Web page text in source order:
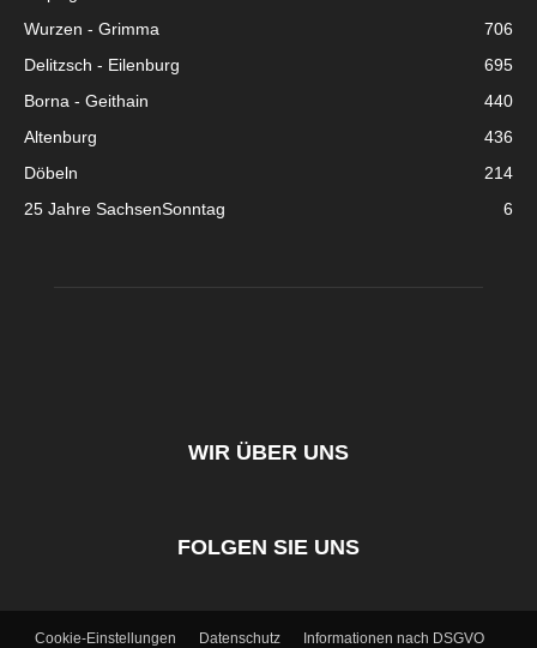
Wurzen - Grimma
706
Delitzsch - Eilenburg
695
Borna - Geithain
440
Altenburg
436
Döbeln
214
25 Jahre SachsenSonntag
6
WIR ÜBER UNS
FOLGEN SIE UNS
Cookie-Einstellungen Datenschutz Informationen nach DSGVO